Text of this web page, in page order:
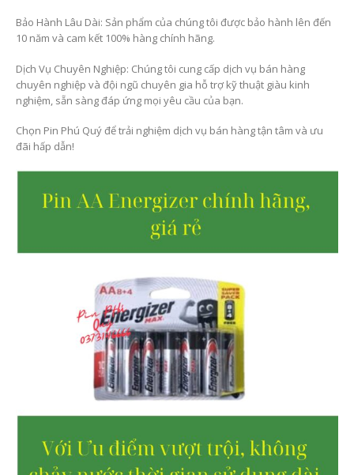
Bảo Hành Lâu Dài: Sản phẩm của chúng tôi được bảo hành lên đến
10 năm và cam kết 100% hàng chính hãng.
Dịch Vụ Chuyên Nghiệp: Chúng tôi cung cấp dịch vụ bán hàng
chuyên nghiệp và đội ngũ chuyên gia hỗ trợ kỹ thuật giàu kinh
nghiệm, sẵn sàng đáp ứng mọi yêu cầu của bạn.
Chọn Pin Phú Quý để trải nghiệm dịch vụ bán hàng tận tâm và ưu
đãi hấp dẫn!